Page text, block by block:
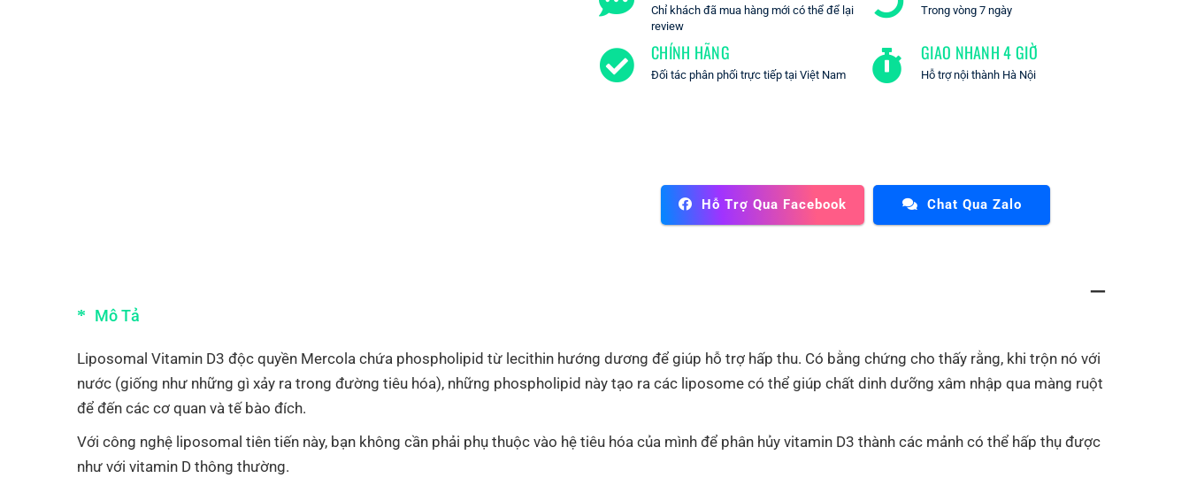
Chỉ khách đã mua hàng mới có thể để lại
review
Trong vòng 7 ngày
CHÍNH HÃNG
Đối tác phân phối trực tiếp tại Việt Nam
GIAO NHANH 4 GIỜ
Hỗ trợ nội thành Hà Nội
Hỗ Trợ Qua Facebook Chat Qua Zalo
Mô Tả
Liposomal Vitamin D3 độc quyền Mercola chứa phospholipid từ lecithin hướng dương để giúp hỗ trợ hấp thu. Có bằng chứng cho thấy rằng, khi trộn nó với
nước (giống như những gì xảy ra trong đường tiêu hóa), những phospholipid này tạo ra các liposome có thể giúp chất dinh dưỡng xâm nhập qua màng ruột
để đến các cơ quan và tế bào đích.
Với công nghệ liposomal tiên tiến này, bạn không cần phải phụ thuộc vào hệ tiêu hóa của mình để phân hủy vitamin D3 thành các mảnh có thể hấp thụ được
như với vitamin D thông thường.